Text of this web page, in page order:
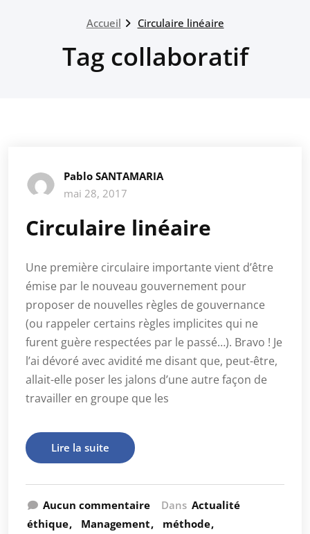
Accueil Circulaire linéaire
Tag collaboratif
Pablo SANTAMARIA
mai 28, 2017
Circulaire linéaire
Une première circulaire importante vient d’être
émise par le nouveau gouvernement pour
proposer de nouvelles règles de gouvernance
(ou rappeler certains règles implicites qui ne
furent guère respectées par le passé…). Bravo ! Je
l’ai dévoré avec avidité me disant que, peut-être,
allait-elle poser les jalons d’une autre façon de
travailler en groupe que les
Lire la suite
Aucun commentaire Dans Actualité
éthique
Management
méthode